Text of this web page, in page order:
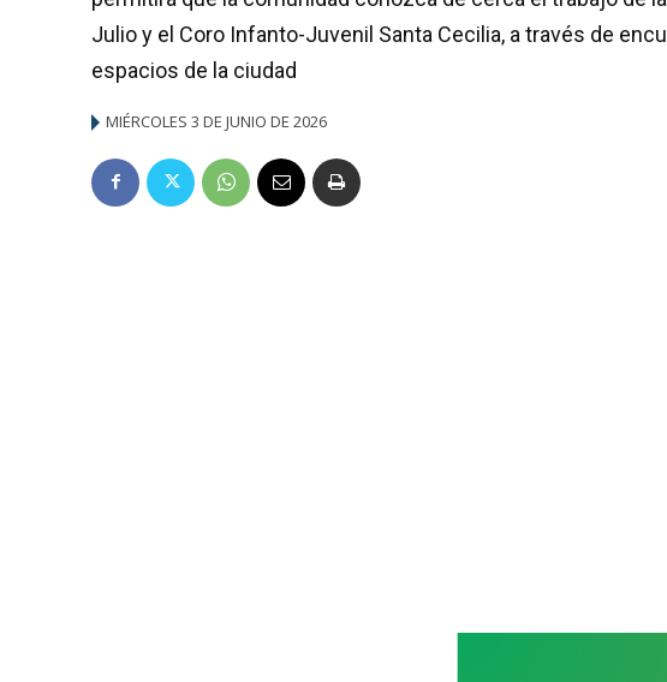
Julio y el Coro Infanto-Juvenil Santa Cecilia, a través de
espacios de la ciudad
MIÉRCOLES 3 DE JUNIO DE 2026